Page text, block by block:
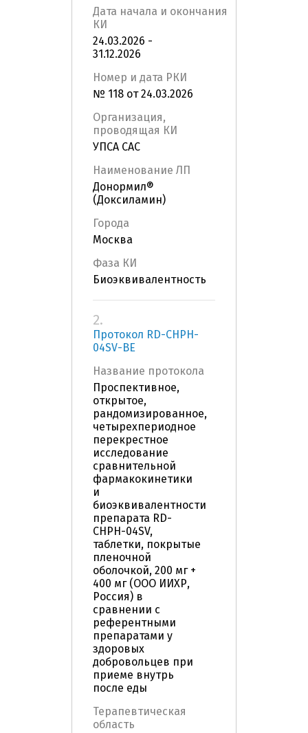
Дата начала и окончания
КИ
24.03.2026 -
31.12.2026
Номер и дата РКИ
№ 118 от 24.03.2026
Организация,
проводящая КИ
УПСА САС
Наименование ЛП
Донормил®
(Доксиламин)
Города
Москва
Фаза КИ
Биоэквивалентность
2.
Протокол RD-CHPH-
04SV-BE
Название протокола
Проспективное,
открытое,
рандомизированное,
четырехпериодное
перекрестное
исследование
сравнительной
фармакокинетики
и
биоэквивалентности
препарата RD-
CHPH-04SV,
таблетки, покрытые
пленочной
оболочкой, 200 мг +
400 мг (ООО ИИХР,
Россия) в
сравнении с
референтными
препаратами у
здоровых
добровольцев при
приеме внутрь
после еды
Терапевтическая
область